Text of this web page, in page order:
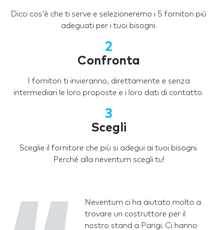
Dicci cos'è che ti serve e selezioneremo i 5 fornitori più
adeguati per i tuoi bisogni.
2
Confronta
I fornitori ti invieranno, direttamente e senza
intermediari le loro proposte e i loro dati di contatto.
3
Scegli
Sceglie il fornitore che più si adegui ai tuoi bisogni.
Perché alla neventum scegli tu!
Neventum ci ha aiutato molto a
trovare un costruttore per il
nostro stand a Parigi. Ci hanno